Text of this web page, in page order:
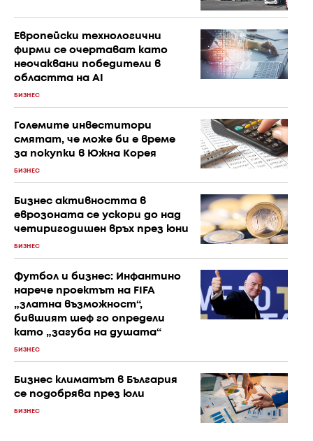
Европейски технологични
фирми се очертават като
неочаквани победители в
областта на AI
БИЗНЕС
Големите инвеститори
смятат, че може би е време
за покупки в Южна Корея
БИЗНЕС
Бизнес активността в
еврозоната се ускори до над
четиригодишен връх през юни
БИЗНЕС
Футбол и бизнес: Инфантино
нарече проектът на FIFA
„златна възможност“,
бившият шеф го определи
като „загуба на душата“
БИЗНЕС
Бизнес климатът в България
се подобрява през юли
БИЗНЕС